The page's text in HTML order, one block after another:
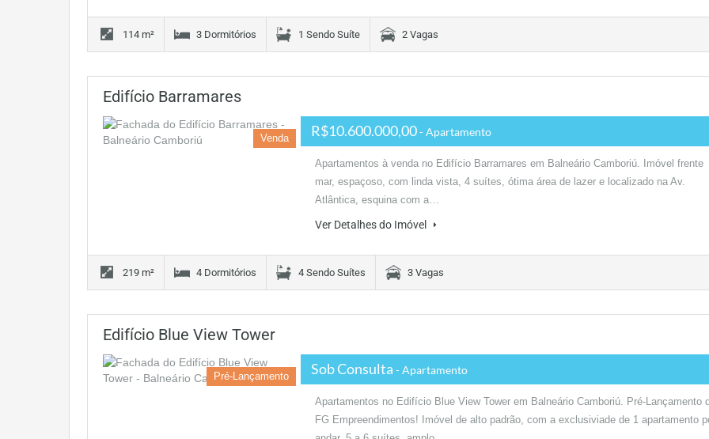
114 m² 3 Dormitórios 1 Sendo Suíte 2 Vagas
Edifício Barramares
Venda R$10.600.000,00- Apartamento
Apartamentos à venda no Edifício Barramares em Balneário Camboriú. Imóvel frente
mar, espaçoso, com linda vista, 4 suítes, ótima área de lazer e localizado na Av.
Atlântica, esquina com a…
Ver Detalhes do Imóvel
219 m² 4 Dormitórios 4 Sendo Suítes 3 Vagas
Edifício Blue View Tower
Pré-Lançamento Sob Consulta - Apartamento
Apartamentos no Edifício Blue View Tower em Balneário Camboriú. Pré-Lançamento
FG Empreendimentos! Imóvel de alto padrão, com a exclusiviade de 1 apartamento